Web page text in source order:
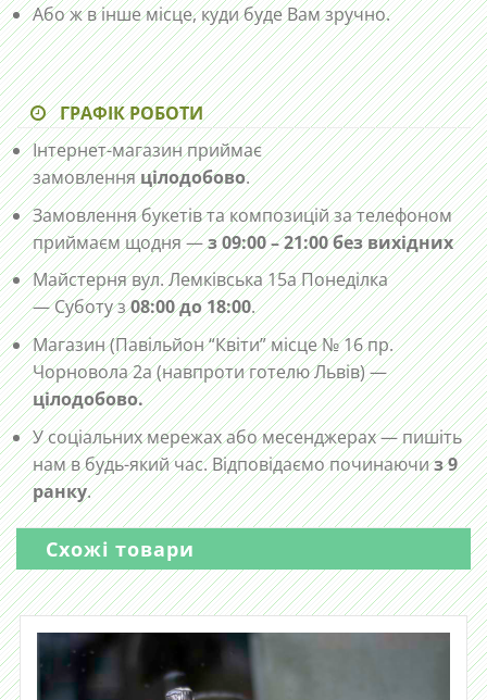
Або ж в інше місце, куди буде Вам зручно.
ГРАФІК РОБОТИ
Інтернет-магазин приймає
замовленняцілодобово.
Замовлення букетів та композицій за телефоном
приймаєм щодня —з 09:00 – 21:00 без вихідних
Майстерня вул. Лемківська 15а Понеділка
— Суботу з08:00 до 18:00.
Магазин (Павільйон “Квіти” місце № 16 пр.
Чорновола 2а (навпроти готелю Львів) —
цілодобово.
У соціальних мережах або месенджерах — пишіть
нам в будь-який час. Відповідаємо починаючиз 9
ранку.
Схожі товари